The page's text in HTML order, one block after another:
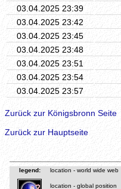
03.04.2025 23:39
03.04.2025 23:42
03.04.2025 23:45
03.04.2025 23:48
03.04.2025 23:51
03.04.2025 23:54
03.04.2025 23:57
Zurück zur Königsbronn Seite
Zurück zur Hauptseite